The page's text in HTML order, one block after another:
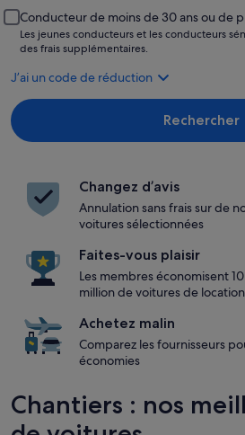
Conducteur de moins de 30 ans ou de
Les jeunes conducteurs et les conducteurs
des frais supplémentaires.
J’ai un code de réduction
Rechercher
Changez d’avis
Annulation sans frais sur de
voitures sélectionnées
Faites-vous plaisir
Les membres économisent
million de voitures de location
Achetez malin
Comparez les fournisseurs
économies
Chantiers : nos